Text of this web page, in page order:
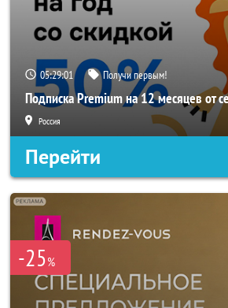
05:28:59 Получи первым!
Подписка Premium на 12 месяцев от
Россия
Перейти
-25%